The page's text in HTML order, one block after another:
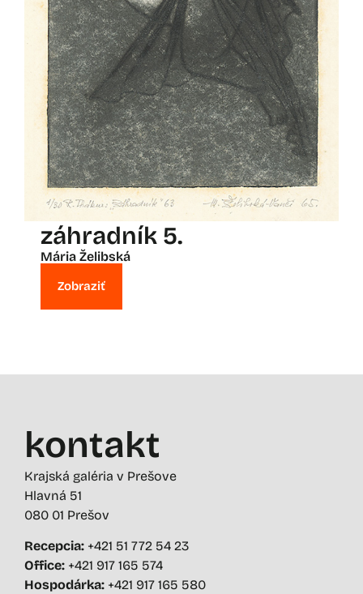
záhradník 5.
Mária Želibská
Zobraziť
kontakt
Krajská galéria v Prešove
Hlavná 51
080 01 Prešov
Recepcia: +421 51 772 54 23
Office: +421 917 165 574
Hospodárka: +421 917 165 580